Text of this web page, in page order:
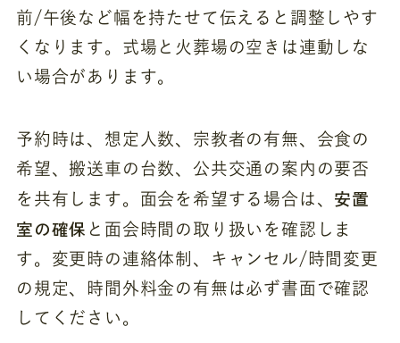
前/午後など幅を持たせて伝えると調整しやす
くなります。式場と火葬場の空きは連動しな
い場合があります。
予約時は、想定人数、宗教者の有無、会食の
希望、搬送車の台数、公共交通の案内の要否
を共有します。面会を希望する場合は、 安置
室の確保 と面会時間の取り扱いを確認しま
す。変更時の連絡体制、キャンセル/時間変更
の規定、時間外料金の有無は必ず書面で確認
してください。